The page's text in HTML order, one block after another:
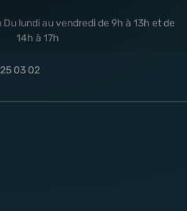
Du lundi au vendredi de 9h à 13h et de
14h à 17h
03 02